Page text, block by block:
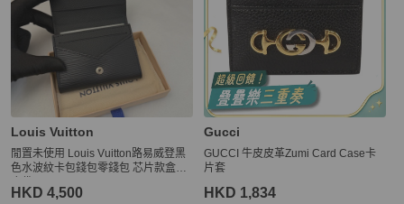
Louis Vuitton
閒置未使用 Louis Vuitton路易威登黑
色水波紋卡包錢包零錢包 芯片款盒子
HKD 4,500
Gucci
GUCCI 牛皮皮革Zumi Card Case卡
片套
HKD 1,834